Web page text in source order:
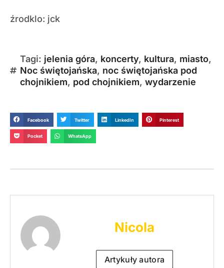
źrodklo: jck
Tagi: jelenia góra, koncerty, kultura, miasto,
Noc świętojańska, noc świętojańska pod
chojnikiem, pod chojnikiem, wydarzenie
Facebook Twitter LinkedIn Pinterest
Pocket WhatsApp
Nicola
Artykuły autora